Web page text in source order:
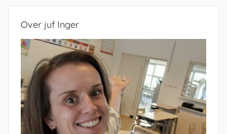
Over juf Inger